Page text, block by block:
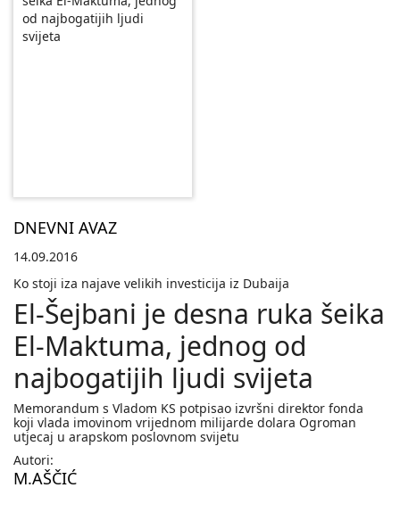
DNEVNI AVAZ
14.09.2016
Ko stoji iza najave velikih investicija iz Dubaija
El-Šejbani je desna ruka šeika
El-Maktuma, jednog od
najbogatijih ljudi svijeta
Memorandum s Vladom KS potpisao izvršni direktor fonda
koji vlada imovinom vrijednom milijarde dolara Ogroman
utjecaj u arapskom poslovnom svijetu
Autori:
M.AŠČIĆ